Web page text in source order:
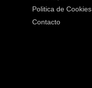
Politica de Cookies
Contacto